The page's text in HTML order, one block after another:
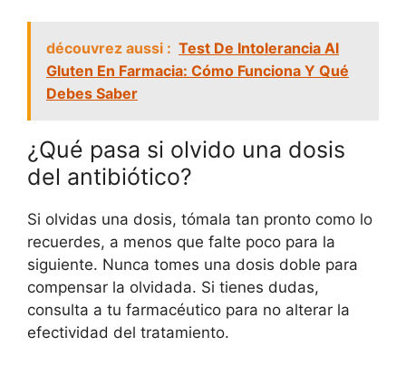
découvrez aussi : Test De Intolerancia Al
Gluten En Farmacia: Cómo Funciona Y Qué
Debes Saber
¿Qué pasa si olvido una dosis
del antibiótico?
Si olvidas una dosis, tómala tan pronto como lo
recuerdes, a menos que falte poco para la
siguiente. Nunca tomes una dosis doble para
compensar la olvidada. Si tienes dudas,
consulta a tu farmacéutico para no alterar la
efectividad del tratamiento.